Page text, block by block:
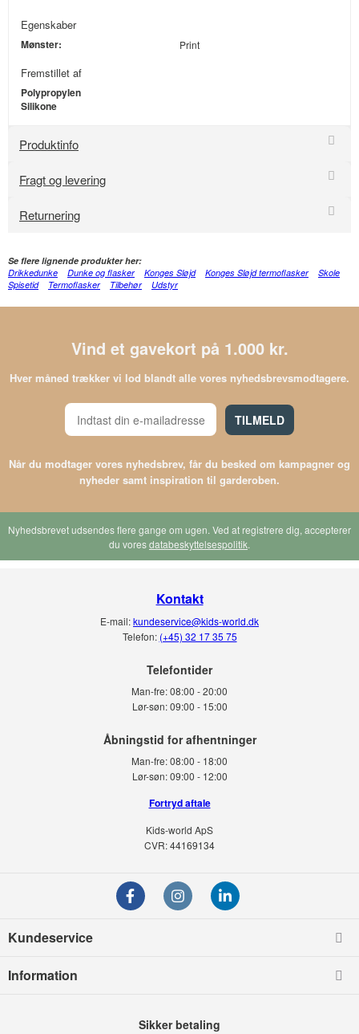
Egenskaber
Mønster: Print
Fremstillet af
Polypropylen
Silikone
Produktinfo
Fragt og levering
Returnering
Se flere lignende produkter her:
Drikkedunke
Dunke og flasker Konges Sløjd Konges Sløjd termoflasker
Skole
Spisetid
Termoflasker Tilbehør Udstyr
Vind et gavekort på 1.000 kr.
Hver måned trækker vi lod blandt alle vores nyhedsbrevsmodtagere.
TILMELD
Når du modtager vores nyhedsbrev, får du besked om kampagner og
nyheder samt inspiration til garderoben.
Nyhedsbrevet udsendes flere gange om ugen. Ved at registrere dig, accepterer
du voresdatabeskyttelsespolitik.
Kontakt
E-mail:kundeservice@kids-world.dk
Telefon: (+45) 32 17 35 75
Telefontider
Man-fre:08:00 - 20:00
Lør-søn: 09:00 - 15:00
Man-fre:08:00 - 18:00
Lør-søn:09:00 - 12:00
Fortryd aftale
Kids-world ApS
CVR: 44169134
Kundeservice
Information
Sikker betaling